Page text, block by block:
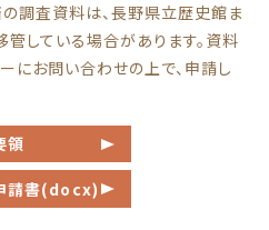
調査資料は、長野県立歴史館ま
している場合があります。資料
にお問い合わせの上で、申請し
領
請書(docx)